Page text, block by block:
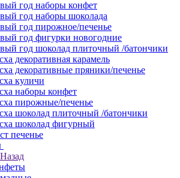
год наборы конфет
год наборы шоколада
год пирожное/печенье
год фигурки новогодние
год шоколад плиточный /батончики
декоративная карамель
декоративные пряники/печенье
куличи
наборы конфет
пирожные/печенье
шоколад плиточный /батончики
шоколад фигурный
печенье
Назад